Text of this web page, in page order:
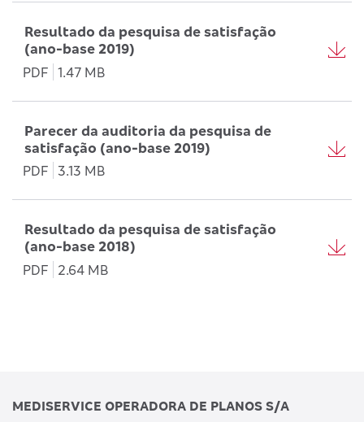
Resultado da pesquisa de satisfação
(ano-base 2019)
PDF 1.47 MB
Parecer da auditoria da pesquisa de
satisfação (ano-base 2019)
PDF
3.13 MB
Resultado da pesquisa de satisfação
(ano-base 2018)
PDF
2.64 MB
MEDISERVICE OPERADORA DE PLANOS S/A